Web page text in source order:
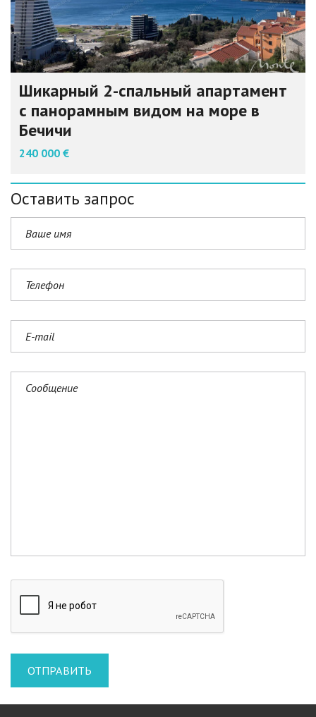
Шикарный 2-спальный апартамент
с панорамным видом на море в
Бечичи
240 000 €
Оставить запрос